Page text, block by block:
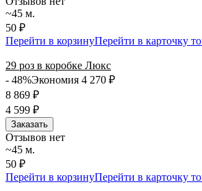
~45 м.
50 ₽
Перейти в корзинуПерейти в карточку
29 роз в коробке Люкс
- 48%Экономия 4 270 ₽
8 869 ₽
4 599 ₽
Заказать
Отзывов нет
~45 м.
50 ₽
Перейти в корзинуПерейти в карточку